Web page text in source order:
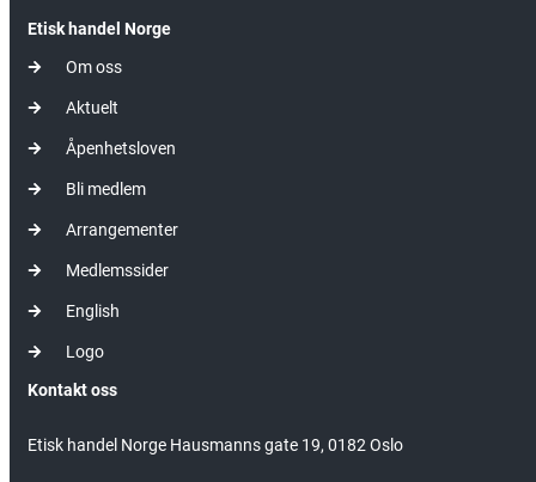
Etisk handel Norge
Om oss
Aktuelt
Åpenhetsloven
Bli medlem
Arrangementer
Medlemssider
English
Logo
Kontakt oss
Etisk handel Norge Hausmanns gate 19, 0182 Oslo